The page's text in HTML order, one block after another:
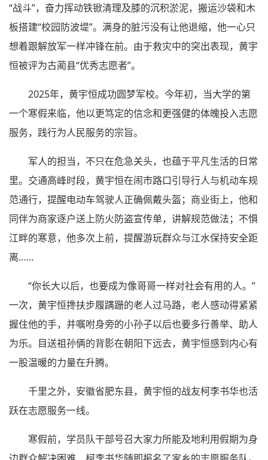
“战斗”，奋力挥动铁锨清理及膝的沉积淤泥，搬运沙袋和木
板搭建“校园防波堤”。满身的脏污没有让他退缩，他一心只
想着跟解放军一样冲锋在前。由于救灾中的突出表现，黄宇
恒被评为古蔺县“优秀志愿者”。
2025年，黄宇恒成功圆梦军校。今年初，当大学的第
一个寒假来临，他以更笃定的信念和更强健的体魄投入志愿
服务，践行为人民服务的宗旨。
军人的担当，不只在危急关头，也蕴于平凡生活的日常
里。交通高峰时段，黄宇恒在闹市路口引导行人与机动车规
范通行，提醒电动车驾驶人正确佩戴头盔；商业街上，他和
同伴为商家逐户送上防火防盗宣传单，讲解规范做法；不惧
江畔的寒意，他多次上前，提醒游玩群众与江水保持安全距
离……
“你长大以后，也要成为像哥哥一样对社会有用的人。”
一次，黄宇恒搀扶步履蹒跚的老人过马路，老人感动得紧紧
握住他的手，并嘱咐身旁的小孙子以后也要多行善举、助人
为乐。目送祖孙俩的背影在朝阳下远去，黄宇恒感到内心有
一股温暖的力量在升腾。
千里之外，安徽省肥东县，黄宇恒的战友柯李书华也活
跃在志愿服务一线。
寒假前，学员队干部号召大家力所能及地利用假期为身